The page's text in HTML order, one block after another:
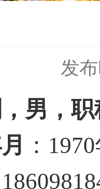
发
男，
： 1970